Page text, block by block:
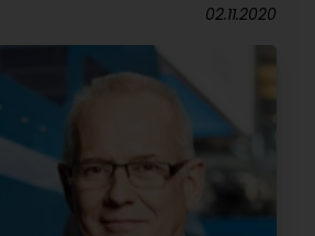
02.11.2020